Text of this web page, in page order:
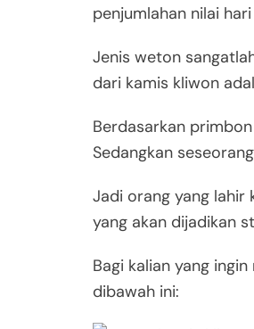
penjumlahan nilai
Jenis weton
dari kamis kliwon
Berdasarkan
Sedangkan
Jadi orang yang lahir
yang akan dijadikan
Bagi kalian yang
dibawah ini: